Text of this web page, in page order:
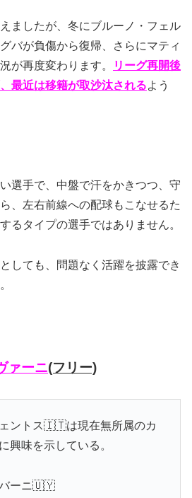
ましたが、冬にブルーノ・フェル
バが負傷から復帰、さらにマティ
が再度変わります。
リーグ再開後
最近は移籍が取沙汰されるよう
選手で、中盤で汗をかきつつ、守
、左右前線への配球もこなせるた
るタイプの選手ではありません。
しても、問題なく活躍を披露でき
ァーニ(フリー)
ントス🇮🇹は現在無所属のカ
味を示している。
ーニ🇺🇾